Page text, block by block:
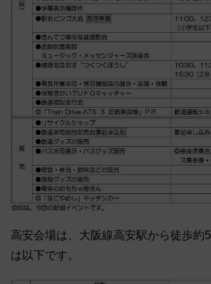
高安会場は、大阪線高安駅から徒歩約
は以下です。